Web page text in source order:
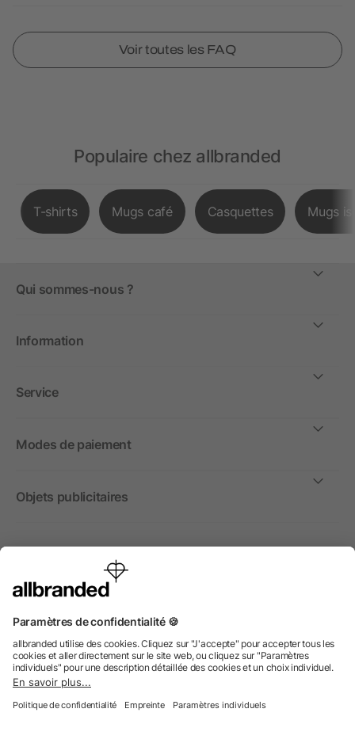
Voir toutes les FAQ
Populaire chez allbranded
T-shirts Mugs café Casquettes Mugs
Qui sommes-nous ?
Information
Service
Modes de paiement
Objets publicitaires
International
Nous commercialisons nos objets publicitaires et articles